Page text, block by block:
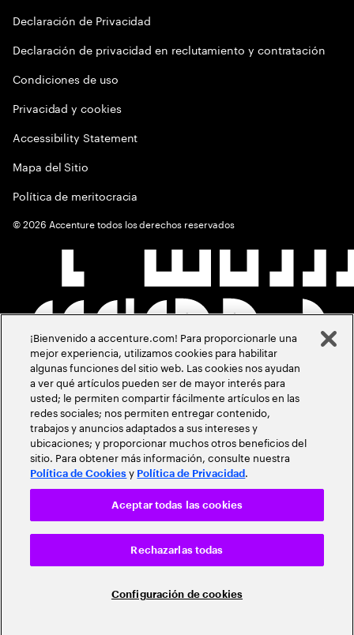
Declaración de Privacidad
Declaración de privacidad en reclutamiento y contratación
Condiciones de uso
Privacidad y cookies
Accessibility Statement
Mapa del Sitio
Política de meritocracia
©2026 Accenture todos los derechos reservados
¡Bienvenido a accenture.com! Para proporcionarle una
mejor experiencia, utilizamos cookies para habilitar
algunas funciones del sitio web. Las cookies nos ayudan
a ver qué artículos pueden ser de mayor interés para
usted; le permiten compartir fácilmente artículos en las
redes sociales; nos permiten entregar contenido,
trabajos y anuncios adaptados a sus intereses y
ubicaciones; y proporcionar muchos otros beneficios del
sitio. Para obtener más información, consulte nuestra
Política de Cookies y Política de Privacidad .
Configuración de cookies
Rechazarlas todas
Aceptar todas las cookies